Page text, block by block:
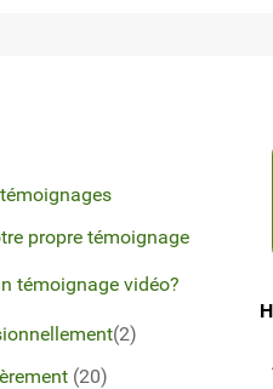
propre témoignage
témoignage vidéo?
(2)
(20)